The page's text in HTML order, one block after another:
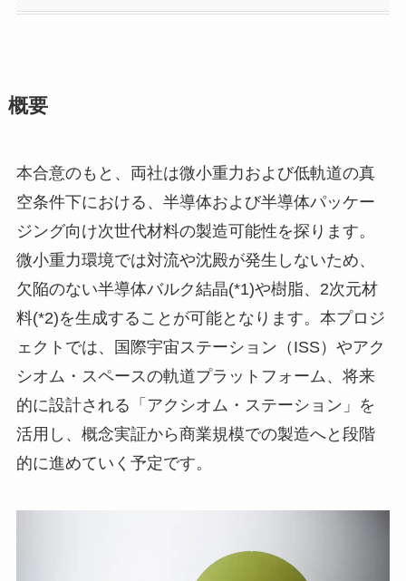
概要
本合意のもと、両社は微小重力および低軌道の真
空条件下における、半導体および半導体パッケー
ジング向け次世代材料の製造可能性を探ります。
微小重力環境では対流や沈殿が発生しないため、
欠陥のない半導体バルク結晶(*1)や樹脂、2次元材
料(*2)を生成することが可能となります。本プロジ
ェクトでは、国際宇宙ステーション（ISS）やアク
シオム・スペースの軌道プラットフォーム、将来
的に設計される「アクシオム・ステーション」を
活用し、概念実証から商業規模での製造へと段階
的に進めていく予定です。